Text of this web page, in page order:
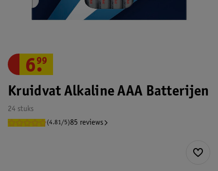
Kruidvat Alkaline AAA Batterijen
24 stuks
(4.81/5)85 reviews
6.
99